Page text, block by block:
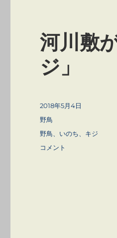
河川敷
ジ」
投
稿
2018年5月4日
カ
テ
リ
野鳥
タ
野鳥、いのち、キジ
河
コメント